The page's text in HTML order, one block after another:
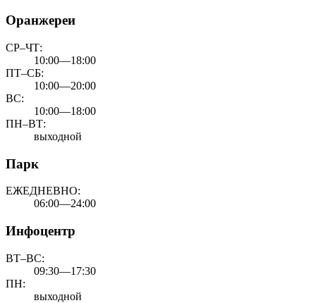
Оранжереи
СР–ЧТ:
10:00—18:00
ПТ–СБ:
10:00—20:00
ВС:
10:00—18:00
ПН–ВТ:
выходной
Парк
ЕЖЕДНЕВНО:
06:00—24:00
Инфоцентр
ВТ–ВС:
09:30—17:30
ПН:
выходной